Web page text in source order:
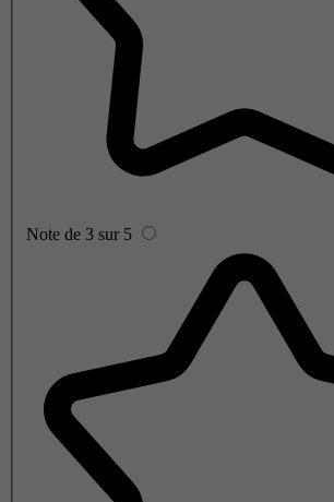
Note de 3 sur 5